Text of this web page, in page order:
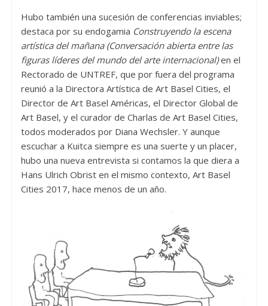
Hubo también una sucesión de conferencias inviables;
destaca por su endogamia Construyendo la escena
artística del mañana (Conversación abierta entre las
figuras líderes del mundo del arte internacional)en el
Rectorado de UNTREF, que por fuera del programa
reunió a la Directora Artística de Art Basel Cities, el
Director de Art Basel Américas, el Director Global de
Art Basel, y el curador de Charlas de Art Basel Cities,
todos moderados por Diana Wechsler. Y aunque
escuchar a Kuitca siempre es una suerte y un placer,
hubo una nueva entrevista si contamos la que diera a
Hans Ulrich Obrist en el mismo contexto, Art Basel
Cities 2017, hace menos de un año.